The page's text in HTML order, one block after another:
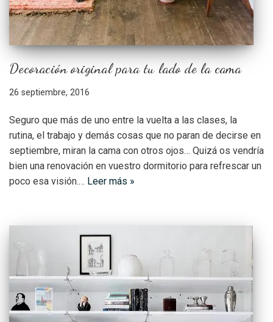
Decoración original para tu lado de la cama
26 septiembre, 2016
Seguro que más de uno entre la vuelta a las clases, la
rutina, el trabajo y demás cosas que no paran de decirse en
septiembre, miran la cama con otros ojos… Quizá os vendría
bien una renovación en vuestro dormitorio para refrescar un
poco esa visión.… Leer más »